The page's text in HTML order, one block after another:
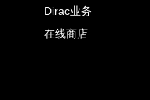
Dirac业务
在线商店